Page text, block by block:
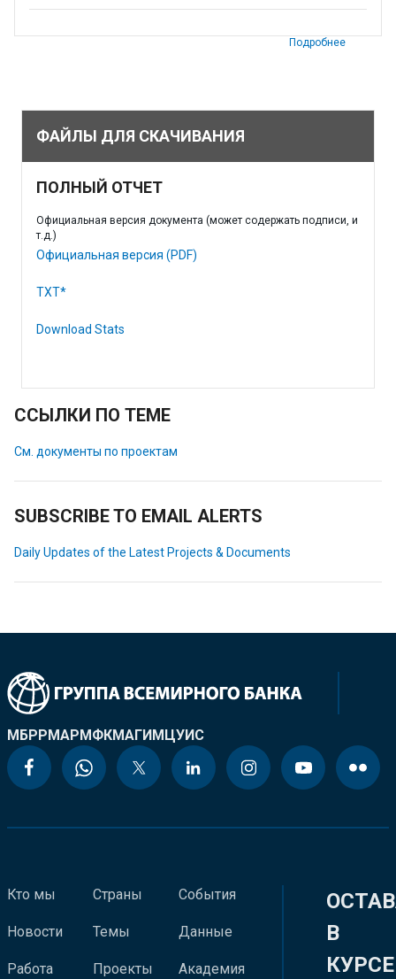
Подробнее
ФАЙЛЫ ДЛЯ СКАЧИВАНИЯ
ПОЛНЫЙ ОТЧЕТ
Официальная версия документа (может содержать подписи, и
т.д.)
Официальная версия (PDF)
TXT*
Download Stats
ССЫЛКИ ПО ТЕМЕ
См. документы по проектам
SUBSCRIBE TO EMAIL ALERTS
Daily Updates of the Latest Projects & Documents
МБРРМАРМФКМАГИМЦУИС
Кто мы
Новости
Работа
Страны
Темы
Проекты
События
Данные
Академия
В
КУРСЕ